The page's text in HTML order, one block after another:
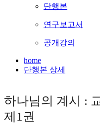
단행본
연구보고서
공개강의
home
단행본 상세
하나님의 계시 :
제1권